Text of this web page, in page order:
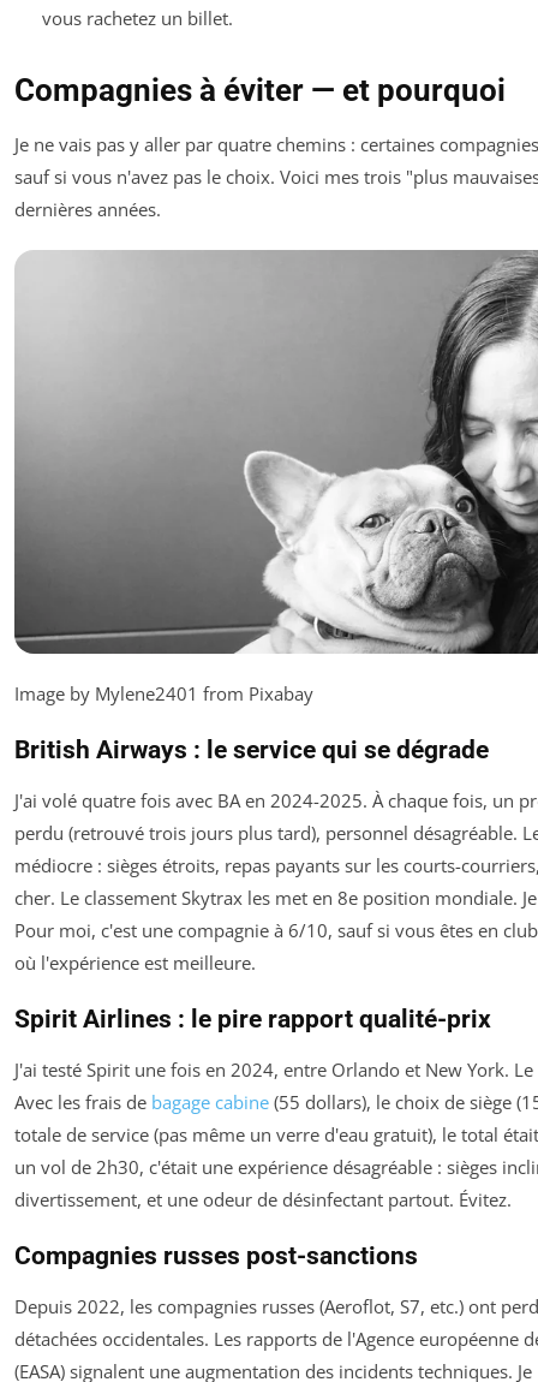
vous rachetez un billet.
Compagnies à éviter — et pourquoi
Je ne vais pas y aller par quatre chemins : certaines
sauf si vous n'avez pas le choix. Voici mes trois "plus
dernières années.
Image by Mylene2401 from Pixabay
British Airways : le service qui se dégrade
J'ai volé quatre fois avec BA en 2024-2025. À chaque fois, un
perdu (retrouvé trois jours plus tard), personnel désagréable.
médiocre : sièges étroits, repas payants sur les courts-
cher. Le classement Skytrax les met en 8e position mondiale.
Pour moi, c'est une compagnie à 6/10, sauf si vous êtes en
où l'expérience est meilleure.
Spirit Airlines : le pire rapport qualité-prix
J'ai testé Spirit une fois en 2024, entre Orlando et New York.
Avec les frais de bagage cabine (55 dollars), le choix de siège
totale de service (pas même un verre d'eau gratuit), le total
un vol de 2h30, c'était une expérience désagréable : sièges
divertissement, et une odeur de désinfectant partout. Évitez.
Compagnies russes post-sanctions
Depuis 2022, les compagnies russes (Aeroflot, S7, etc.) ont
détachées occidentales. Les rapports de l'Agence européenne
(EASA) signalent une augmentation des incidents techniques.